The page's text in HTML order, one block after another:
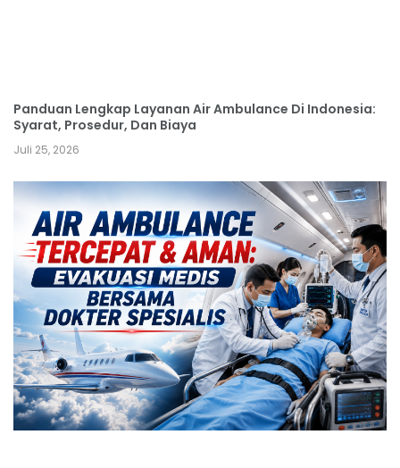
Panduan Lengkap Layanan Air Ambulance Di Indonesia:
Syarat, Prosedur, Dan Biaya
Juli 25, 2026